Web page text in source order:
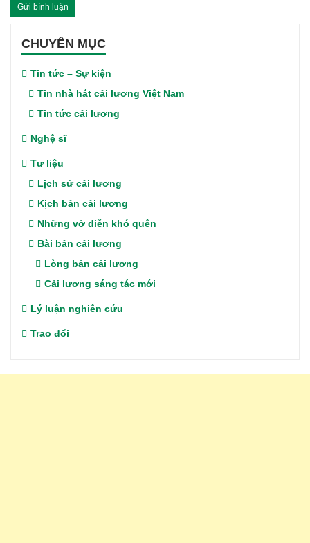
CHUYÊN MỤC
Tin tức – Sự kiện
Tin nhà hát cải lương Việt Nam
Tin tức cải lương
Nghệ sĩ
Tư liệu
Lịch sử cải lương
Kịch bản cải lương
Những vở diễn khó quên
Bài bản cải lương
Lòng bản cải lương
Cải lương sáng tác mới
Lý luận nghiên cứu
Trao đổi